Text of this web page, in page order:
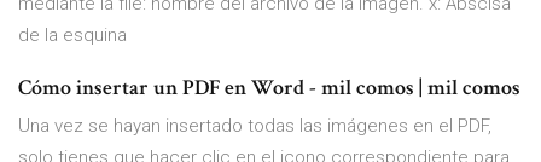
de la esquina
Cómo insertar un PDF en Word - mil comos | mil comos
Una vez se hayan insertado todas las imágenes en el PDF,